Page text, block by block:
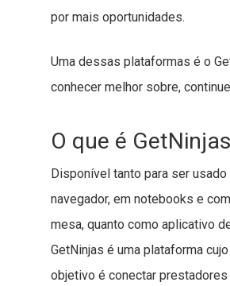
por mais oportunidades.
Uma dessas plataformas é o
conhecer melhor sobre,
O que é
Disponível tanto para ser usado
navegador, em notebooks e
mesa, quanto como aplicativo
GetNinjas é uma plataforma
objetivo é conectar